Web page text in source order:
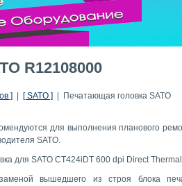
R12108000
] [ SATO ] | Печатающая головка SATO
для выполнения планового
SATO.
для SATO CT424iDT 600 dpi Direct Thermal
вышедшего из строя блока